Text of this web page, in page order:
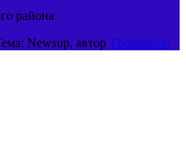
района
Newsup, автор Themeansar